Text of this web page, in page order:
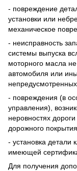
- повреждение
установки или
механическое
- неисправность
системы выпуска
моторного масла
автомобиля или
- повреждения (в
управления),
неровностях
дорожного
- установка детали
имеющей
Для получения